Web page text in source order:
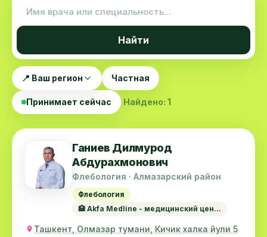
Найти
📍 Ваш регион Частная
Принимает сейчас Найдено: 1
Ганиев Дилмурод
Абдурахмонович
Флебология · Алмазарский район
Флебология
🏥 Akfa Medline - медицинский цен...
Ташкент, Олмазар тумани, Кичик халка йули 5